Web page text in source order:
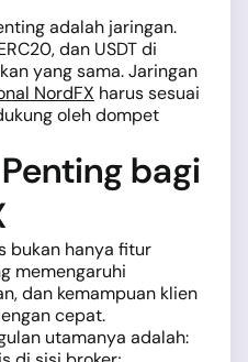
adalah jaringan.
dan USDT di
yang sama. Jaringan
NordFX harus sesuai
oleh dompet
bagi
bukan hanya fitur
memengaruhi
dan kemampuan klien
cepat.
utamanya adalah: